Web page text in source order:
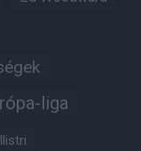
liga